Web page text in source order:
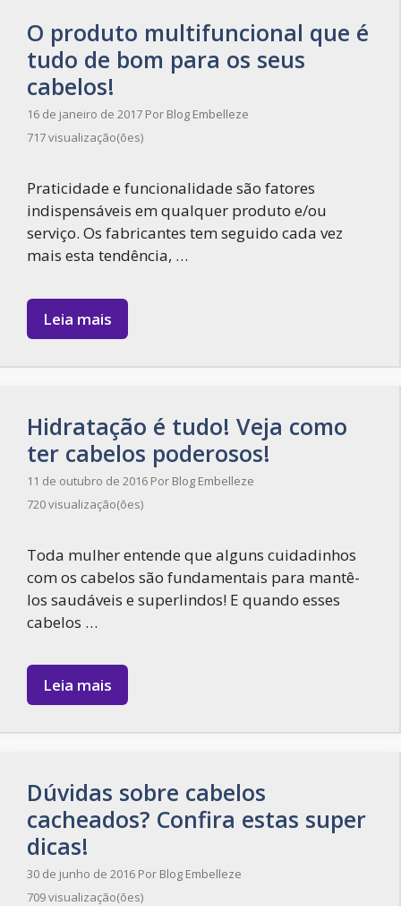
O produto multifuncional que é
tudo de bom para os seus
cabelos!
16 de janeiro de 2017 Por Blog Embelleze
717 visualização(ões)
Praticidade e funcionalidade são fatores
indispensáveis em qualquer produto e/ou
serviço. Os fabricantes tem seguido cada vez
mais esta tendência, …
Leia mais
Hidratação é tudo! Veja como
ter cabelos poderosos!
11 de outubro de 2016 Por Blog Embelleze
720 visualização(ões)
Toda mulher entende que alguns cuidadinhos
com os cabelos são fundamentais para mantê-
los saudáveis e superlindos! E quando esses
cabelos …
Leia mais
Dúvidas sobre cabelos
cacheados? Confira estas super
dicas!
30 de junho de 2016 Por Blog Embelleze
709 visualização(ões)